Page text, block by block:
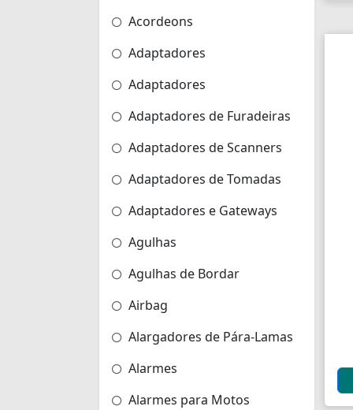
Acordeons
Adaptadores
Adaptadores
Adaptadores de Furadeiras
Adaptadores de Scanners
Adaptadores de Tomadas
Adaptadores e Gateways
Agulhas
Agulhas de Bordar
Airbag
Alargadores de Pára-Lamas
Alarmes
Alarmes para Motos